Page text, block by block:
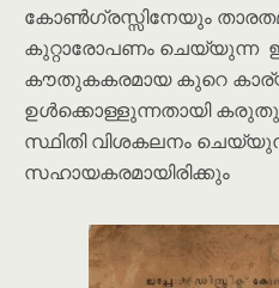
കോണ്‍ഗ്രസ്സിനേയും
കുറ്റാരോപണം ചെയ്യുന്ന
കൗതുകകരമായ കുറെ
ഉള്‍ക്കൊള്ളുന്നതായി
സ്ഥിതി വിശകലനം
സഹായകരമായിരിക്കും